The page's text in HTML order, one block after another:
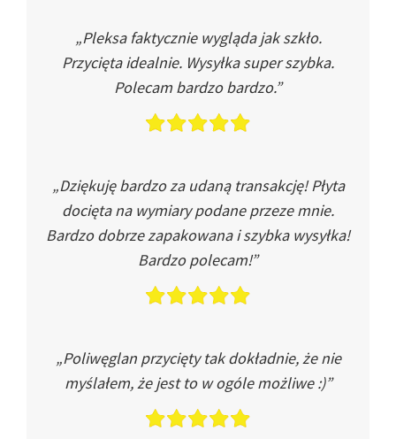
„Pleksa faktycznie wygląda jak szkło.
Przycięta idealnie. Wysyłka super szybka.
Polecam bardzo bardzo.”
„Dziękuję bardzo za udaną transakcję! Płyta
docięta na wymiary podane przeze mnie.
Bardzo dobrze zapakowana i szybka wysyłka!
Bardzo polecam!”
„Poliwęglan przycięty tak dokładnie, że nie
myślałem, że jest to w ogóle możliwe :)”